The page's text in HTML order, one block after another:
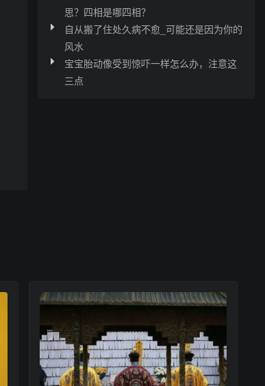
思？四相是哪四相？
自从搬了住处久病不愈_可能还是因为你的
风水
宝宝胎动像受到惊吓一样怎么办，注意这
三点